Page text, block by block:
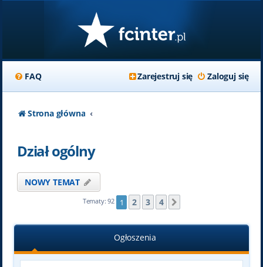
FAQ Zaloguj się
Zarejestruj się
Strona główna
Dział ogólny
NOWY TEMAT
Tematy: 92 1 2 3 4
Ogłoszenia